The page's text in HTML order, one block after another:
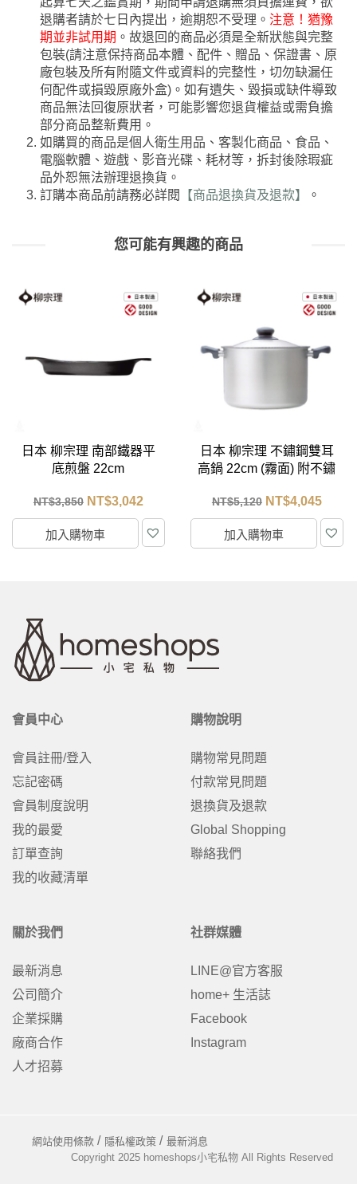
退購者請於七日內提出，逾期恕不受理。 注意！猶豫
期並非試用期 。故退回的商品必須是全新狀態與完整
包裝(請注意保持商品本體、配件、贈品、保證書、原
廠包裝及所有附隨文件或資料的完整性，切勿缺漏任
何配件或損毀原廠外盒)。如有遺失、毀損或缺件導致
商品無法回復原狀者，可能影響您退貨權益或需負擔
部分商品整新費用。
如購買的商品是個人衛生用品、客製化商品、食品、
電腦軟體、遊戲、影音光碟、耗材等，拆封後除瑕疵
品外恕無法辦理退換貨。
訂購本商品前請務必詳閱
【商品退換貨及退款】 。
您可能有興趣的商品
日本 柳宗理 不鏽鋼雙耳
高鍋 22cm (霧面) 附不鏽
NT$5,120 NT$
加入購物車
日本 柳宗理 不鏽鋼
盆 13cm
NT$780 NT$
加入購物車
會員中心
會員註冊/登入
忘記密碼
會員制度說明
我的最愛
訂單查詢
我的收藏清單
購物說明
購物常見問題
付款常見問題
退換貨及退款
Global Shopping
聯絡我們
關於我們
最新消息
公司簡介
企業採購
廠商合作
人才招募
社群媒體
LINE@官方客服
home+ 生活誌
Facebook
Instagram
網站使用條款 隱私權政策
最新消息
Copyright 2025 homeshops小宅私物 All Rights Reserved